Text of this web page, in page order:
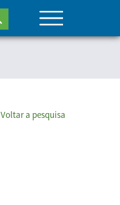
Voltar a pesquisa